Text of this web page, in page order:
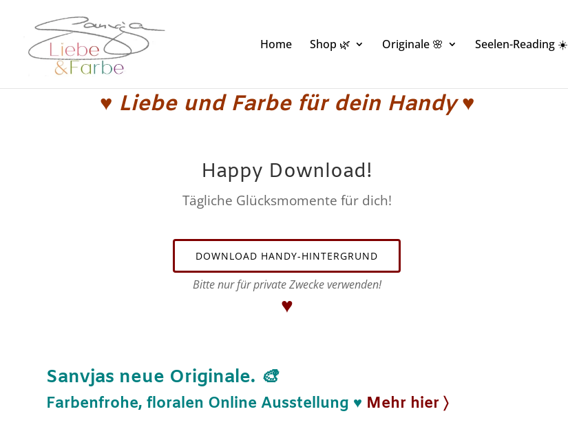
Home Shop 🌿 Originale 🌸 Seelen-Reading ☀️
♥ Liebe und Farbe für dein Handy♥
Happy Download!
Tägliche Glücksmomente für dich!
DOWNLOAD HANDY-HINTERGRUND
Bitte nur für private Zwecke verwenden!
♥
Sanvjas neue Originale. 🎨
Farbenfrohe, floralen Online Ausstellung ♥ Mehr hier 〉